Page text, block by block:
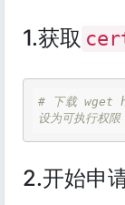
1.获取
# 下载
设为可执行
2.开始申